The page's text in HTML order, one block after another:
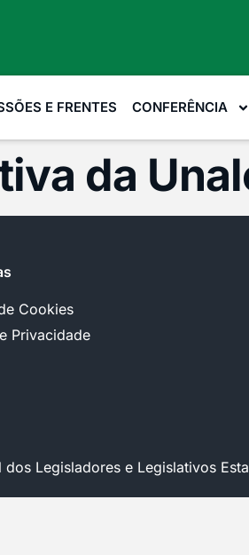
E FRENTES CONFERÊNCIA
da
Cookies
Privacidade
Legisladores e Legislativos